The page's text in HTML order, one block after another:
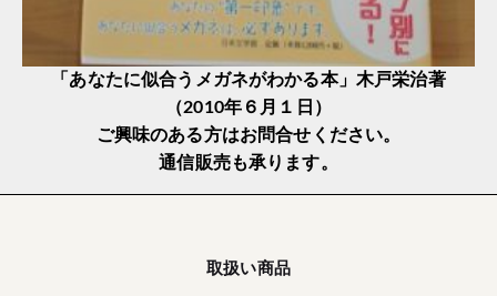
「あなたに似合うメガネがわかる本」木戸栄治著
（2010年６月１日）
ご興味のある方はお問合せください。
通信販売も承ります。
取扱い商品